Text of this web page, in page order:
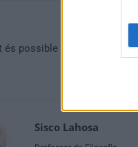
és possible
Sisco Lahosa